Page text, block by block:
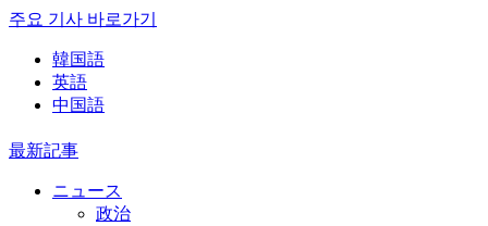
주요 기사 바로가기
韓国語
英語
中国語
最新記事
ニュース
政治